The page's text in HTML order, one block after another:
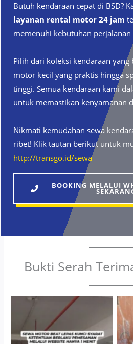
Butuh kendaraan cepat di BSD?
layanan rental motor 24 jam
memenuhi kebutuhan perjalanan
Pilih dari koleksi kendaraan
motor kecil yang praktis hingga
tinggi. Semua kendaraan kami
untuk memastikan kenyamanan
Nikmati kemudahan sewa
ribet! Klik tautan berikut untuk
http://transgo.id/sewa
BOOKING MELALUI
Bukti Serah